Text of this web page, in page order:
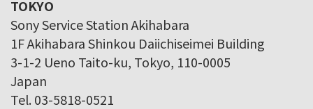
TOKYO
Sony Service Station Akihabara
1F Akihabara Shinkou Daiichiseimei Building
3-1-2 Ueno Taito-ku, Tokyo, 110-0005
Japan
Tel. 03-5818-0521